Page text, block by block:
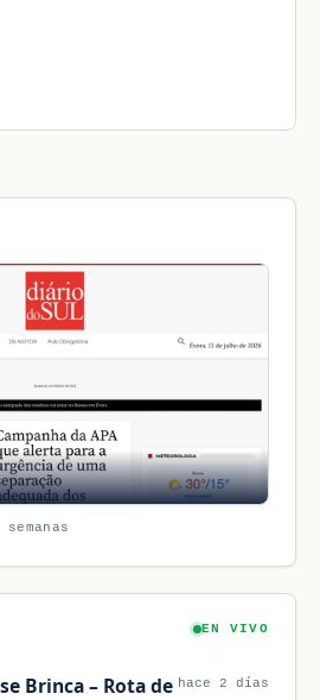
EN VIVO
Brinca – Rota de hace 2 días